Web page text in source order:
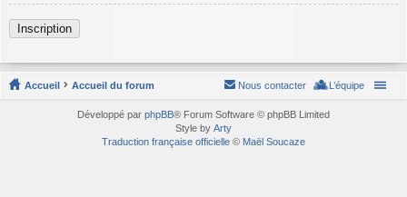
Inscription
Accueil Accueil du forum L’équipe
Nous contacter
Développé par phpBB® Forum Software © phpBB Limited
Style by Arty
Traduction française officielle © Maël Soucaze